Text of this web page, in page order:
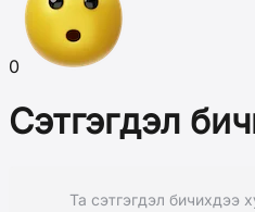
0
Сэтгэгдэл
Та сэтгэгдэл бичихдээ